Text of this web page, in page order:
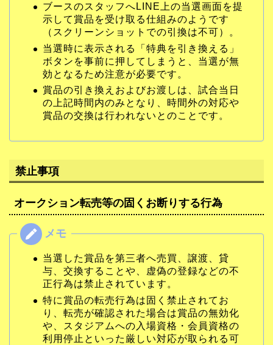
ブースのスタッフへLINE上の当選画面を提
示して賞品を受け取る仕組みのようです
（スクリーンショットでの引換は不可）。
当選時に表示される「特典を引き換える」
ボタンを事前に押してしまうと、当選が無
効となるため注意が必要です。
賞品の引き換えおよびお渡しは、試合当日
の上記時間内のみとなり、時間外の対応や
賞品の交換は行われないとのことです。
禁止事項
オークション転売等の固くお断りする行為
当選した賞品を第三者へ売買、譲渡、貸
与、交換することや、虚偽の登録などの不
正行為は禁止されています。
特に賞品の転売行為は固く禁止されてお
り、転売が確認された場合は賞品の無効化
や、スタジアムへの入場資格・会員資格の
利用停止といった厳しい対応が取られる可